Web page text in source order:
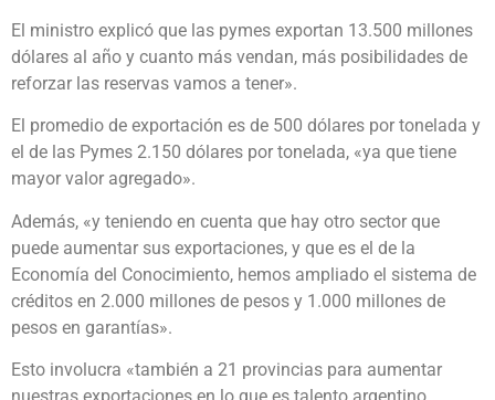
El ministro explicó que las pymes exportan 13.500 millones
dólares al año y cuanto más vendan, más posibilidades de
reforzar las reservas vamos a tener».
El promedio de exportación es de 500 dólares por tonelada y
el de las Pymes 2.150 dólares por tonelada, «ya que tiene
mayor valor agregado».
Además, «y teniendo en cuenta que hay otro sector que
puede aumentar sus exportaciones, y que es el de la
Economía del Conocimiento, hemos ampliado el sistema de
créditos en 2.000 millones de pesos y 1.000 millones de
pesos en garantías».
Esto involucra «también a 21 provincias para aumentar